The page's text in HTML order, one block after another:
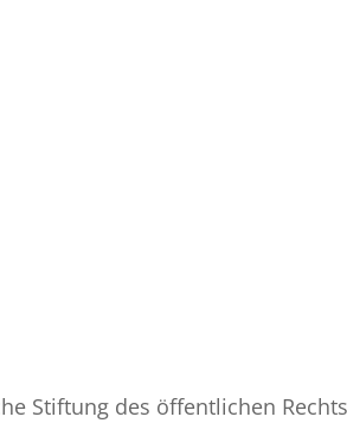
Stiftung des öffentlichen